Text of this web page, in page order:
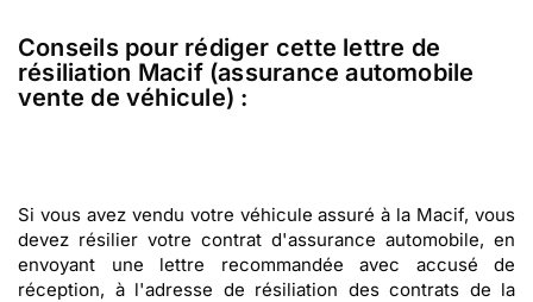
Conseils pour rédiger cette lettre de
résiliation Macif (assurance automobile
vente de véhicule) :
Si vous avez vendu votre véhicule assuré à la Macif, vous
devez résilier votre contrat d'assurance automobile, en
envoyant une lettre recommandée avec accusé de
réception, à l'adresse de résiliation des contrats de la